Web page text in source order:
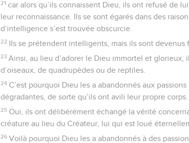
21 car alors qu’ils connaissent Dieu, ils ont refusé de
leur reconnaissance. Ils se sont égarés dans des
d’intelligence s’est trouvée obscurcie.
22 Ils se prétendent intelligents, mais ils sont devenus
23 Ainsi, au lieu d’adorer le Dieu immortel et glorieux,
d’oiseaux, de quadrupèdes ou de reptiles.
24 C’est pourquoi Dieu les a abandonnés aux
dégradantes, de sorte qu’ils ont avili leur propre corps.
25 Oui, ils ont délibérément échangé la vérité
créature au lieu du Créateur, lui qui est loué
26 Voilà pourquoi Dieu les a abandonnés à des